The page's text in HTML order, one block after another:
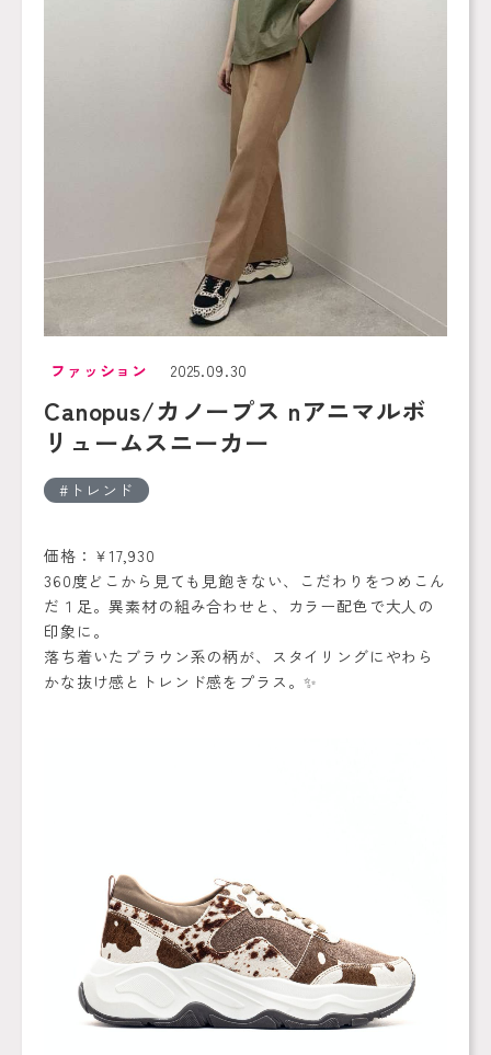
ファッション 2025.09.30
Canopus/カノープス nアニマルボ
リュームスニーカー
トレンド
価格：￥17,930
360度どこから見ても見飽きない、こだわりをつめこん
だ１足。異素材の組み合わせと、カラー配色で大人の
印象に。
落ち着いたブラウン系の柄が、スタイリングにやわら
かな抜け感とトレンド感をプラス。✨